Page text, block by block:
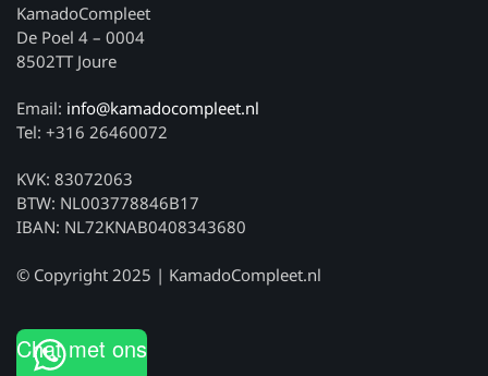
KamadoCompleet
De Poel 4 – 0004
8502TT Joure
Email: info@kamadocompleet.nl
Tel: +316 26460072
KVK: 83072063
BTW: NL003778846B17
IBAN: NL72KNAB0408343680
© Copyright 2025 | KamadoCompleet.nl
Chat met ons